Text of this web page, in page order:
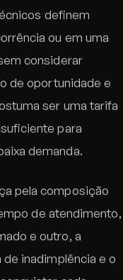
definem
ou em uma
considerar
de oportunidade e
ser uma tarifa
para
demanda.
pela composição
de atendimento,
e outro, a
inadimplência e o